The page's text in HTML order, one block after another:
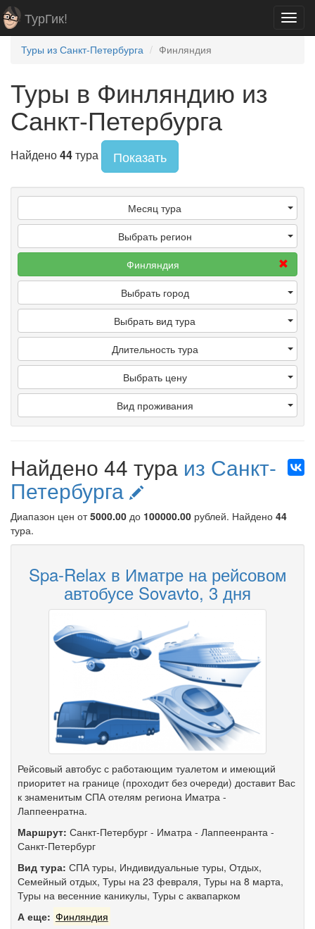
ТурГик!
Туры из Санкт-Петербурга Финляндия
Туры в Финляндию из
Санкт-Петербурга
Найдено44тура Показать
Месяц тура
Выбрать регион
Финляндия
Выбрать город
Выбрать вид тура
Длительность тура
Выбрать цену
Вид проживания
Найдено 44 тура из Санкт-
Петербурга
Диапазон цен от5000.00 до 100000.00 рублей. Найдено 44
тура.
Spa-Relax в Иматре на рейсовом
автобусе Sovavto, 3 дня
Рейсовый автобус с работающим туалетом и имеющий
приоритет на границе (проходит без очереди) доставит Вас
к знаменитым СПА отелям региона Иматра -
Лаппеенратна.
Маршрут: Санкт-Петербург - Иматра - Лаппеенранта -
Санкт-Петербург
Вид тура: СПА туры, Индивидуальные туры, Отдых,
Семейный отдых, Туры на 23 февраля, Туры на 8 марта,
Туры на весенние каникулы, Туры с аквапарком
А еще: Финляндия